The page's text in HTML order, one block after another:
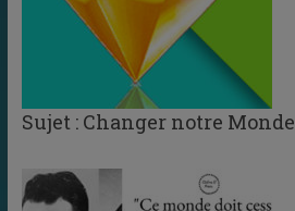
Sujet : Changer notre Monde